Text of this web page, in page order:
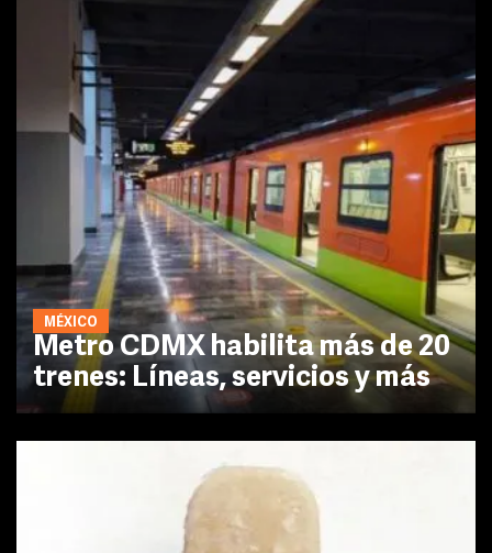
MÉXICO
Metro CDMX habilita más de 20
trenes: Líneas, servicios y más